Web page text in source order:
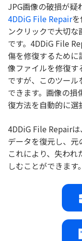
JPG画像の破損が疑
4DDiG File Repair
ンクリックで大切
です。4DDiG File
傷を修復するために
像ファイルを修復
ですが、このツー
できます。画像の損
復方法を自動的に選
4DDiG File Repair
データを復元し、元
これにより、失わ
しむことができます。